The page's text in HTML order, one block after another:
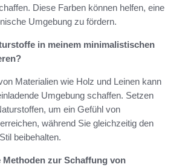
Diese Farben können helfen, eine
Umgebung zu fördern.
in meinem minimalistischen
Materialien wie Holz und Leinen kann
Umgebung schaffen. Setzen
um ein Gefühl von
während Sie gleichzeitig den
beibehalten.
Methoden zur Schaffung von